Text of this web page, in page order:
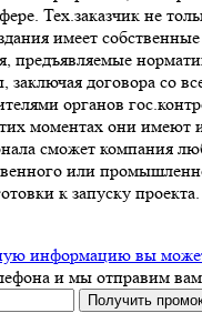
Тех.заказчик не
имеет
предъявляемые
заключая договора со
органов
моментах они имеют
сможет компания
или
к запуску проекта.
информацию вы
и мы отправим
Получить